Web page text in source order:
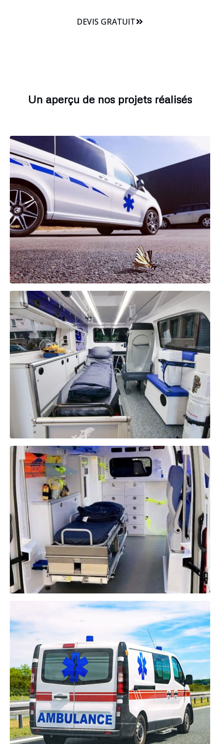
DEVIS GRATUIT
Un aperçu de nos projets réalisés